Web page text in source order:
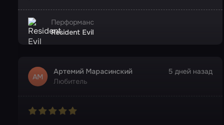
Перформанс
Resident Evil
АМ
Артемий Марасинский
Любитель
5 дней назад